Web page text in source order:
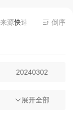
源快速路线 - 在线播
倒序
20240302
20240323
展开全部